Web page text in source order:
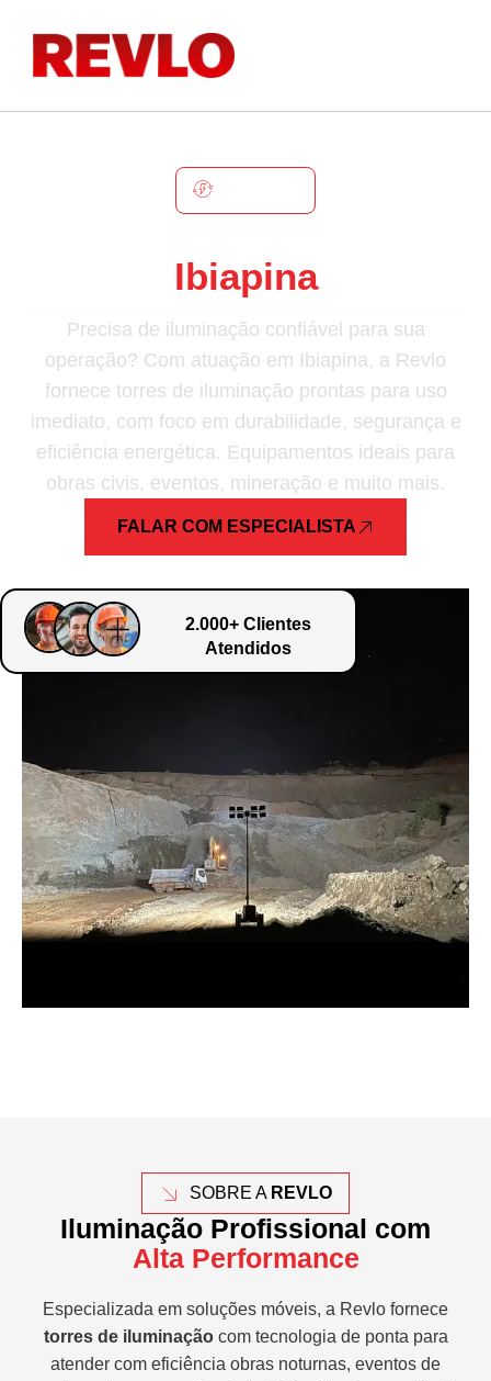
Ibiapina
Precisa de iluminação confiável para sua
operação? Com atuação em Ibiapina, a Revlo
fornece torres de iluminação prontas para uso
imediato, com foco em durabilidade, segurança e
eficiência energética. Equipamentos ideais para
obras civis, eventos, mineração e muito mais.
FALAR COM ESPECIALISTA
2.000+ Clientes
Atendidos
SOBRE A REVLO
Iluminação Profissional com
Alta Performance
Especializada em soluções móveis, a Revlo fornece
torres de iluminaçãocom tecnologia de ponta para
atender com eficiência obras noturnas, eventos de